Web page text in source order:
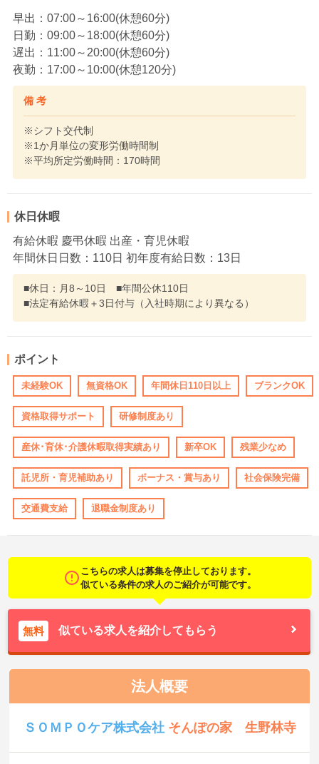
早出：07:00～16:00(休憩60分)
日勤：09:00～18:00(休憩60分)
遅出：11:00～20:00(休憩60分)
夜勤：17:00～10:00(休憩120分)
備 考
※シフト交代制
※1か月単位の変形労働時間制
※平均所定労働時間：170時間
休日休暇
有給休暇 慶弔休暇 出産・育児休暇
年間休日日数：110日 初年度有給日数：13日
■休日：月8～10日 ■年間公休110日
■法定有給休暇＋3日付与（入社時期により異なる）
ポイント
未経験OK 無資格OK 年間休日110日以上 ブランクOK
資格取得サポート 研修制度あり
産休･育休･介護休暇取得実績あり 新卒OK 残業少なめ
託児所・育児補助あり ボーナス・賞与あり 社会保険完備
交通費支給 退職金制度あり
こちらの求人は募集を停止しております。
似ている条件の求人のご紹介が可能です。
無料 似ている求人を紹介してもらう
法人概要
ＳＯＭＰＯケア株式会社 そんぽの家 生野林寺